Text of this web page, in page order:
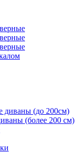
диваны (до 200см)
(более 200 см)